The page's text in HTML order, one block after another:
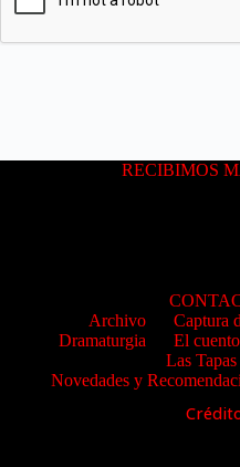
RECIBIMOS
Archivo
Captura
Dramaturgia
El cuento
Las Tapas
Novedades y